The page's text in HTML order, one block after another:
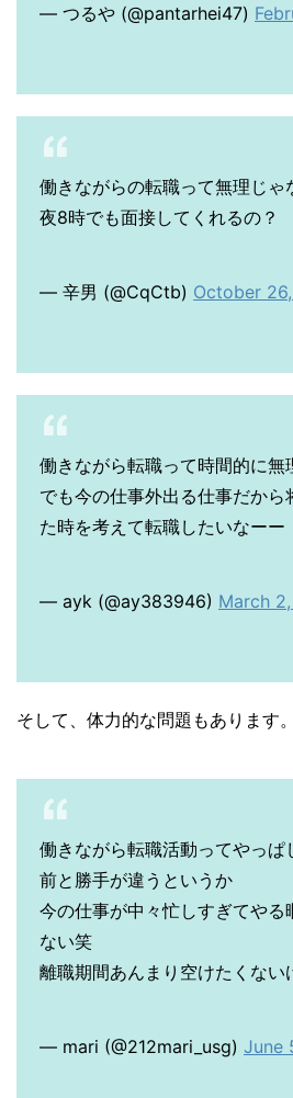
— つるや (@pantarhei47)
働きながらの転職って無理じゃ
夜8時でも面接してくれるの？
— 辛男 (@CqCtb) October
働きながら転職って時間的に無
でも今の仕事外出る仕事だから
た時を考えて転職したいなーー
— ayk (@ay383946) March
そして、体力的な問題もあります。
働きながら転職活動ってやっぱ
前と勝手が違うというか
今の仕事が中々忙しすぎてやる
ない笑
離職期間あんまり空けたくない
— mari (@212mari_usg) June